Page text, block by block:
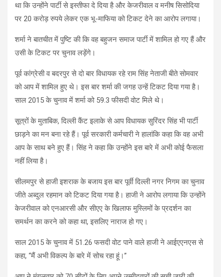
था कि उन्होंने पार्टी से इस्तीफा दे दिया है और केजरीवाल व मनीष सिसोदिया
पर 20 करोड़ रुपये लेकर एक भू-माफिया को टिकट देने का आरोप लगाया।
शर्मा ने बातचीत में पुष्टि की कि वह बहुजन समाज पार्टी में शामिल हो गए हैं और
उसी के टिकट पर चुनाव लड़ेंगे।
पूर्व कांग्रेसी व बदरपुर से दो बार विधायक रहे राम सिंह नेताजी बीते सोमवार
को आप में शामिल हुए थे। इस बार शर्मा की जगह उन्हें टिकट दिया गया है।
साल 2015 के चुनाव में शर्मा को 59.3 फीसदी वोट मिले थे।
सूत्रों के मुताबिक, दिल्ली कैंट इलाके से आप विधायक सुरिंदर सिंह भी पार्टी
छाड़ने का मन बना रहे हैं। पूर्व सरकारी कर्मचारी ने हालांकि कहा कि वह अभी
आप के साथ बने हुए हैं। सिंह ने कहा कि उन्होंने इस बारे में अभी कोई फैसला
नहीं लिया है।
सीलमपुर से हाजी इशराक के बजाय इस बार पूर्वी दिल्ली नगर निगम का चुनाव
जीते अब्दुल रहमान को टिकट दिया गया है। हाजी ने आरोप लगाया कि उन्होंने
केजरीवाल को एनआरसी और सीएए के खिलाफ मुस्लिमों के प्रदर्शन का
समर्थन का करने को कहा था, इसलिए नाराज हो गए।
साल 2015 के चुनाव में 51.26 फसदी वोट पाने वाले हाजी ने आईएएनएस से
कहा, “मैं अभी विकल्प के बारे में सोच रहा हूं।”